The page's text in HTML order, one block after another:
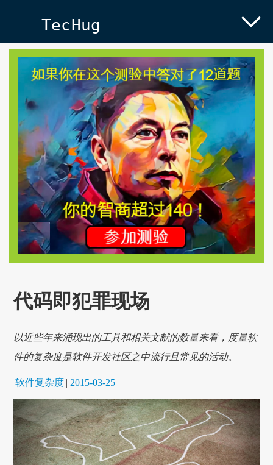
TecHug
代码即犯罪现场
以近些年来涌现出的工具和相关文献的数量来看，度量软
件的复杂度是软件开发社区之中流行且常见的活动。
软件复杂度 | 2015-03-25